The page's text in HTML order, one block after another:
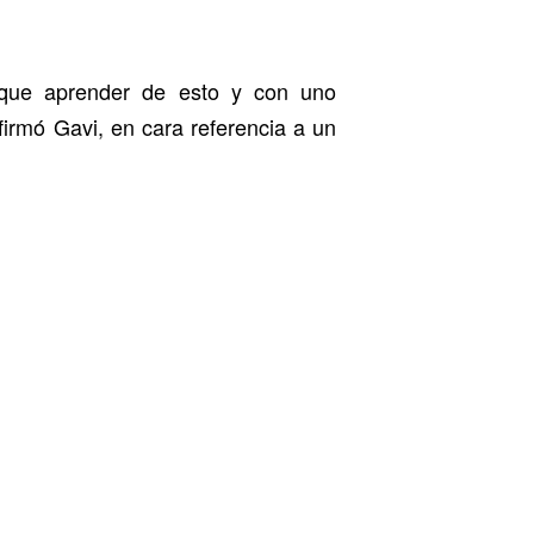
aprender de esto y con uno
Gavi, en cara referencia a un